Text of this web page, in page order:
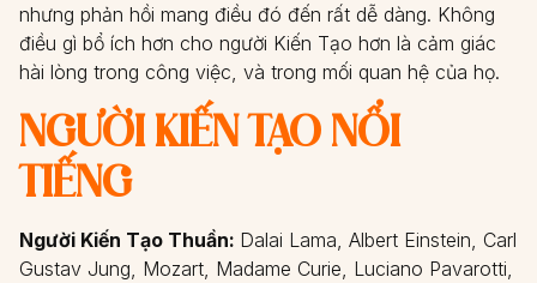
nhưng phản hồi mang điều đó đến rất dễ dàng. Không
điều gì bổ ích hơn cho người Kiến Tạo hơn là cảm giác
hài lòng trong công việc, và trong mối quan hệ của họ.
NGƯỜI KIẾN TẠO NỔI
TIẾNG
Người Kiến Tạo Thuần: Dalai Lama, Albert Einstein, Carl
Gustav Jung, Mozart, Madame Curie, Luciano Pavarotti,